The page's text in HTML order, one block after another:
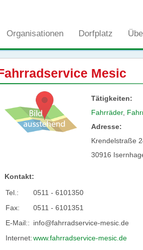
Organisationen Dorfplatz
Mesic
Tätigkeiten:
Fahrräder,
Adresse:
Krendelstraße
30916
Kontakt:
Tel.:
0511 - 6101350
Fax:
0511 - 6101351
E-Mail:: info@fahrradservice-mesic.de
Internet:www.fahrradservice-mesic.de